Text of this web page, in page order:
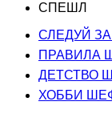
СПЕШЛ
СЛЕДУЙ
ПРАВИЛА
ДЕТСТВО
ХОББИ